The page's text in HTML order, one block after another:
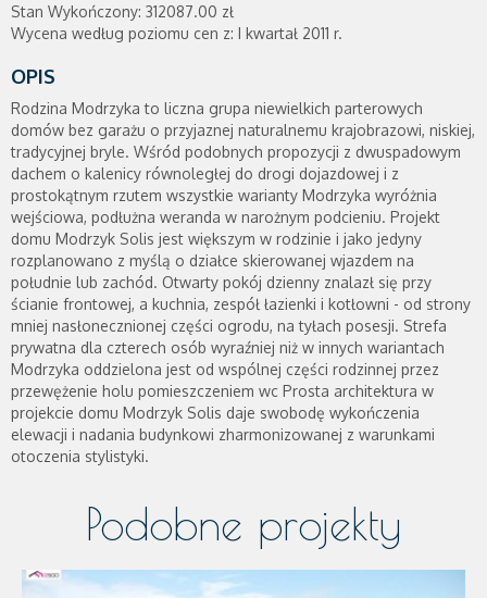
Stan Wykończony: 312087.00 zł
Wycena według poziomu cen z: I kwartał 2011 r.
OPIS
Rodzina Modrzyka to liczna grupa niewielkich parterowych
domów bez garażu o przyjaznej naturalnemu krajobrazowi, niskiej,
tradycyjnej bryle. Wśród podobnych propozycji z dwuspadowym
dachem o kalenicy równoległej do drogi dojazdowej i z
prostokątnym rzutem wszystkie warianty Modrzyka wyróżnia
wejściowa, podłużna weranda w narożnym podcieniu. Projekt
domu Modrzyk Solis jest większym w rodzinie i jako jedyny
rozplanowano z myślą o działce skierowanej wjazdem na
południe lub zachód. Otwarty pokój dzienny znalazł się przy
ścianie frontowej, a kuchnia, zespół łazienki i kotłowni - od strony
mniej nasłonecznionej części ogrodu, na tyłach posesji. Strefa
prywatna dla czterech osób wyraźniej niż w innych wariantach
Modrzyka oddzielona jest od wspólnej części rodzinnej przez
przewężenie holu pomieszczeniem wc Prosta architektura w
projekcie domu Modrzyk Solis daje swobodę wykończenia
elewacji i nadania budynkowi zharmonizowanej z warunkami
otoczenia stylistyki.
Podobne projekty